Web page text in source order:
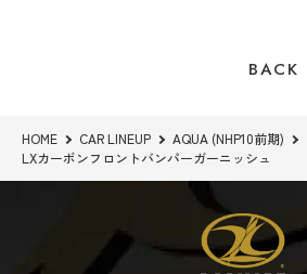
BACK
HOME CAR LINEUP
AQUA (NHP10前期)
LXカーボンフロントバンパーガーニッシュ